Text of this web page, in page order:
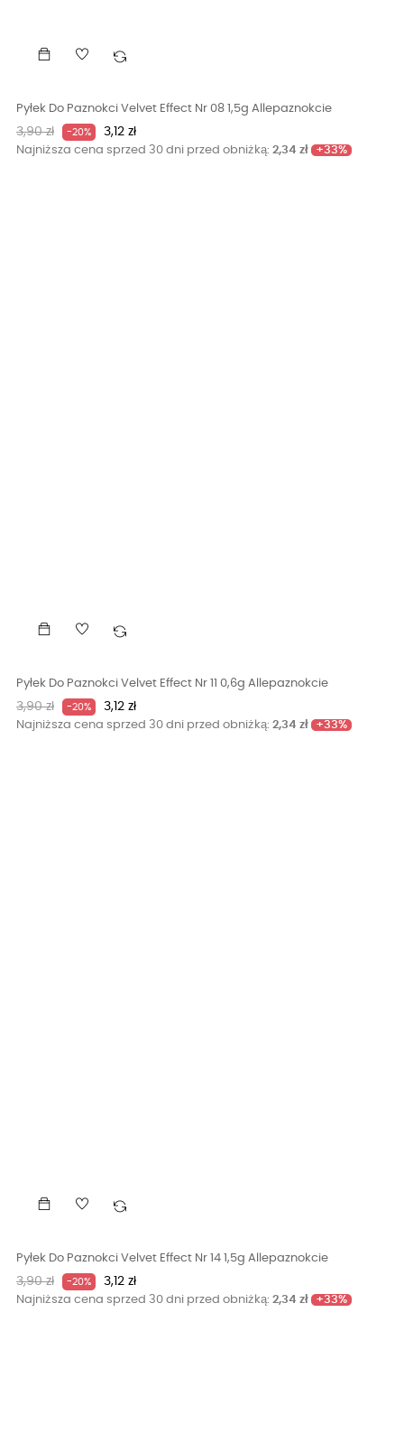
Pyłek Do Paznokci Velvet Effect Nr 08 1,5g Allepaznokcie
Cena
podstawowa
3,90 zł -20% Cena
3,12 zł
Najniższa cena sprzed 30 dni przed obniżką: 2,34 zł +33%
Pyłek Do Paznokci Velvet Effect Nr 11 0,6g Allepaznokcie
Cena
podstawowa
3,90 zł -20% Cena
3,12 zł
Najniższa cena sprzed 30 dni przed obniżką: 2,34 zł +33%
Pyłek Do Paznokci Velvet Effect Nr 14 1,5g Allepaznokcie
Cena
podstawowa
3,90 zł -20% Cena
3,12 zł
Najniższa cena sprzed 30 dni przed obniżką: 2,34 zł +33%